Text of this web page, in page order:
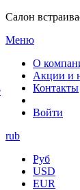
Салон
Меню
О
Акции и
Контакты
Войти
rub
Руб
USD
EUR